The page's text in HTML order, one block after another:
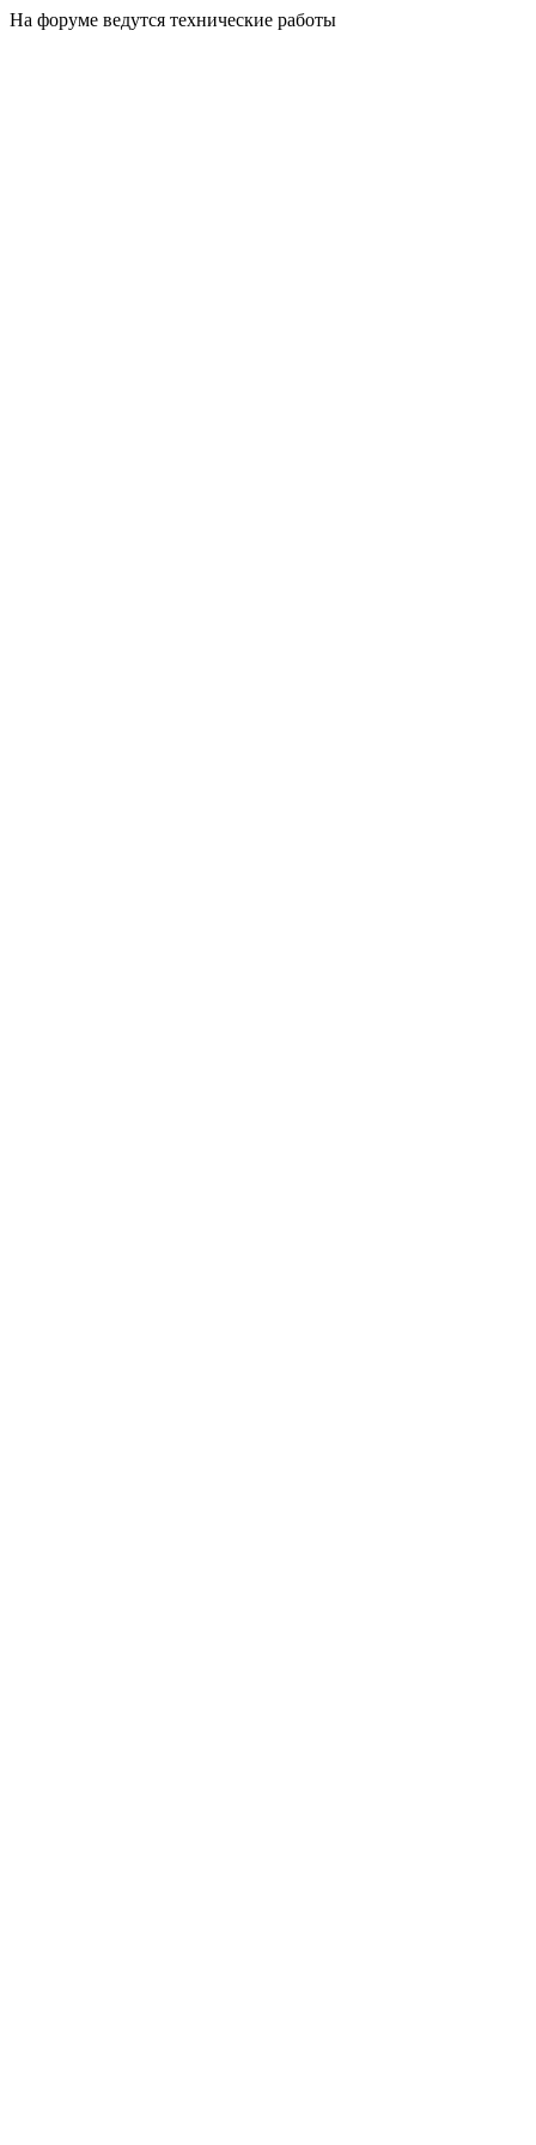
На форуме ведутся технические работы